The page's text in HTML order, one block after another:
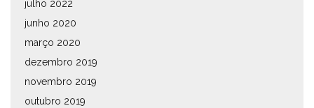
julho 2022
junho 2020
março 2020
dezembro 2019
novembro 2019
outubro 2019